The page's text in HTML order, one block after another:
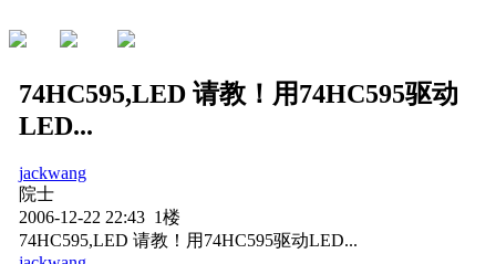
74HC595,LED 请教！用74HC595驱动
LED...
jackwang
院士
2006-12-22 22:43 1楼
74HC595,LED 请教！用74HC595驱动LED...